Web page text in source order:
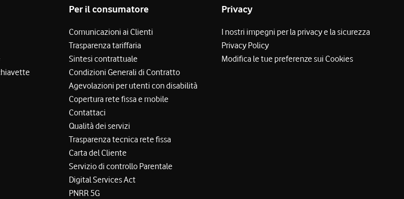
Per il consumatore
Comunicazioni ai Clienti
Trasparenza tariffaria
Sintesi contrattuale
Condizioni Generali di Contratto
Agevolazioni per utenti con disabilità
Copertura rete fissa e mobile
Contattaci
Qualità dei servizi
Trasparenza tecnica rete fissa
Carta del Cliente
Servizio di controllo Parentale
Digital Services Act
PNRR 5G
Privacy
I nostri impegni per la privacy e la sicurezza
Privacy Policy
Modifica le tue preferenze sui Cookies